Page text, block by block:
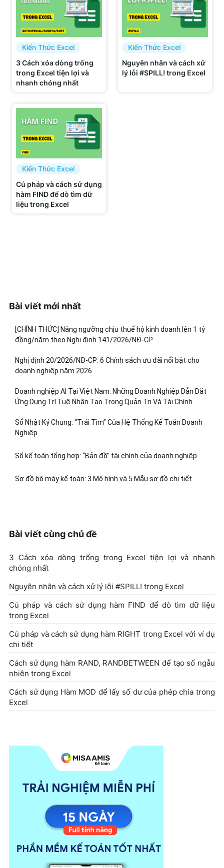
Kiến Thức Excel
3 Cách xóa dòng trống
trong Excel tiện lợi và
nhanh chóng nhất
Kiến Thức Excel
Nguyên nhân và cách xử
lý lỗi #SPILL! trong Excel
Kiến Thức Excel
Cú pháp và cách sử dụng
hàm FIND để dò tìm dữ
liệu trong Excel
Bài viết mới nhất
[CHÍNH THỨC] Nâng ngưỡng chịu thuế hộ kinh doanh lên 1 tỷ
đồng/năm theo Nghị định 141/2026/NĐ-CP
Nghị định 20/2026/NĐ-CP: 6 Chính sách ưu đãi nổi bật cho
doanh nghiệp năm 2026
Doanh nghiệp AI Tại Việt Nam: Những Doanh Nghiệp Dẫn Dắt
Ứng Dụng Trí Tuệ Nhân Tạo Trong Quản Trị Và Tài Chính
Sổ Nhật Ký Chung: “Trái Tim” Của Hệ Thống Kế Toán Doanh
Nghiệp
Sổ kế toán tổng hợp: “Bản đồ” tài chính của doanh nghiệp
Sơ đồ bộ máy kế toán: 3 Mô hình và 5 Mẫu sơ đồ chi tiết
Bài viết cùng chủ đề
3 Cách xóa dòng trống trong Excel tiện lợi và nhanh
chóng nhất
Nguyên nhân và cách xử lý lỗi #SPILL! trong Excel
Cú pháp và cách sử dụng hàm FIND để dò tìm dữ liệu
trong Excel
Cú pháp và cách sử dụng hàm RIGHT trong Excel với ví dụ
chi tiết
Cách sử dụng hàm RAND, RANDBETWEEN để tạo số ngẫu
nhiên trong Excel
Cách sử dụng Hàm MOD để lấy số dư của phép chia trong
Excel